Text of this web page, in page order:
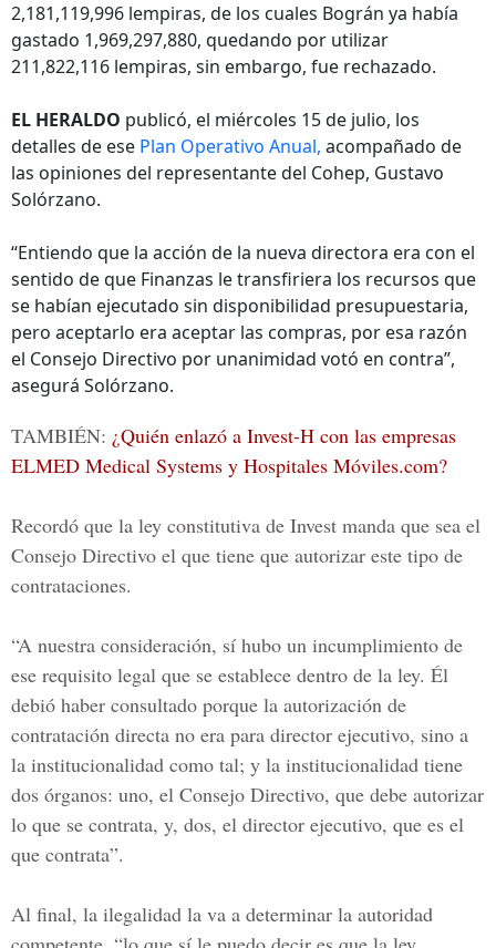
2,181,119,996 lempiras, de los cuales Bográn ya había
gastado 1,969,297,880, quedando por utilizar
211,822,116 lempiras, sin embargo, fue rechazado.
EL HERALDO publicó, el miércoles 15 de julio, los
detalles de ese Plan Operativo Anual, acompañado de
las opiniones del representante del Cohep, Gustavo
Solórzano.
“Entiendo que la acción de la nueva directora era con el
sentido de que Finanzas le transfiriera los recursos que
se habían ejecutado sin disponibilidad presupuestaria,
pero aceptarlo era aceptar las compras, por esa razón
el Consejo Directivo por unanimidad votó en contra”,
asegurá Solórzano.
TAMBIÉN: ¿Quién enlazó a Invest-H con las empresas
ELMED Medical Systems y Hospitales Móviles.com?
Recordó que la ley constitutiva de Invest manda que sea el
Consejo Directivo el que tiene que autorizar este tipo de
contrataciones.
“A nuestra consideración, sí hubo un incumplimiento de
ese requisito legal que se establece dentro de la ley. Él
debió haber consultado porque la autorización de
contratación directa no era para director ejecutivo, sino a
la institucionalidad como tal; y la institucionalidad tiene
dos órganos: uno, el Consejo Directivo, que debe autorizar
lo que se contrata, y, dos, el director ejecutivo, que es el
que contrata”.
Al final, la ilegalidad la va a determinar la autoridad